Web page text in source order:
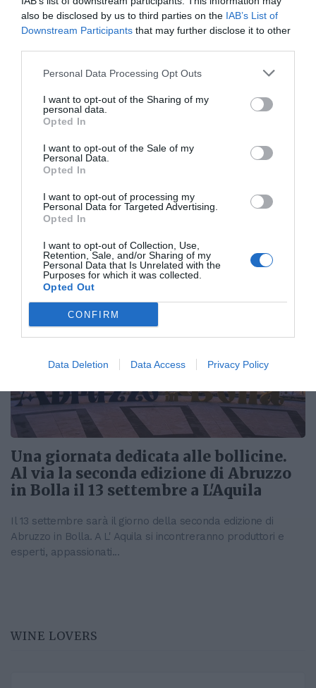
also be disclosed by us to third parties on the IAB’s List of
Downstream Participants that may further disclose it to other
Personal Data Processing Opt Outs
I want to opt-out of the Sharing of my
personal data.
Opted In
I want to opt-out of the Sale of my
Personal Data.
Opted In
I want to opt-out of processing my
Personal Data for Targeted Advertising.
Opted In
I want to opt-out of Collection, Use,
Retention, Sale, and/or Sharing of my
Personal Data that Is Unrelated with the
Purposes for which it was collected.
Opted Out
CONFIRM
Data Deletion Data Access Privacy Policy
Il Gruppo ARGEA acquisisce WinesU
posizionamento negli Stati Uniti
rafforza la presenza di Argea nel mercato statunitense,
principale destinazione...
Una giornata dedicata alle bollicine.
Al via la seconda edizione di Abruzzo
in Bolla il 13 settembre a L'Aquila
Il 13 settembre sarà il giorno della seconda edizione di
Abruzzo in Bolla. A L' Aquila si incontreranno produttori e
esperti, appassionati...
WINE LOVERS